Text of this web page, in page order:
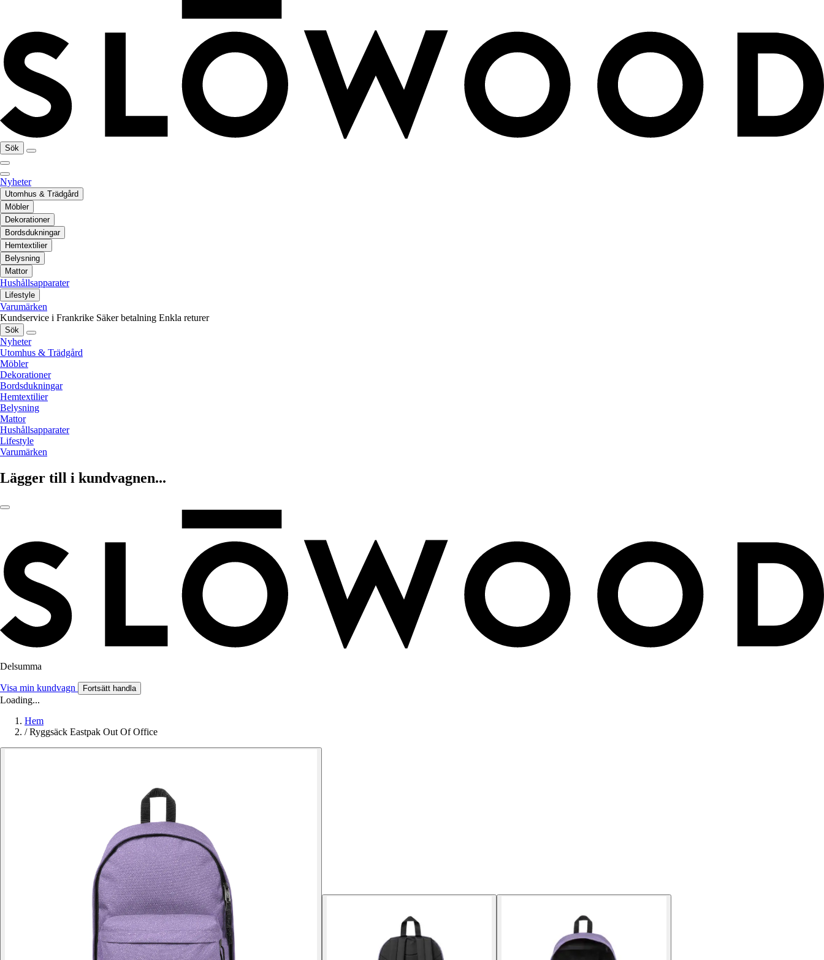
Sök
Nyheter
Utomhus & Trädgård
Möbler
Dekorationer
Bordsdukningar
Hemtextilier
Belysning
Mattor
Hushållsapparater
Lifestyle
Varumärken
Kundservice i Frankrike Säker betalning Enkla returer
Sök
Nyheter
Utomhus & Trädgård
Möbler
Dekorationer
Bordsdukningar
Hemtextilier
Belysning
Mattor
Hushållsapparater
Lifestyle
Varumärken
Lägger till i kundvagnen...
Delsumma
Visa min kundvagn Fortsätt handla
Loading...
Hem
/ Ryggsäck Eastpak Out Of Office